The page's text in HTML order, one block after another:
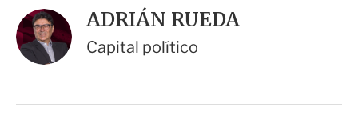
o
n
e
s
c
a
r
ADRIÁN RUEDA
Capital político